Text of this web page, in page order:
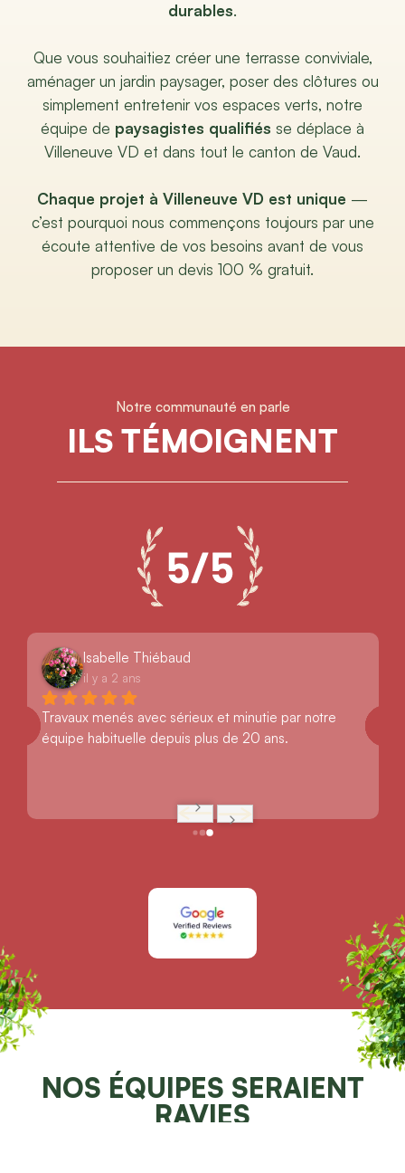
durables.
Que vous souhaitiez créer une terrasse conviviale,
aménager un jardin paysager, poser des clôtures ou
simplement entretenir vos espaces verts, notre
équipe de paysagistes qualifiés se déplace à
Villeneuve VD et dans tout le canton de Vaud.
Chaque projet à Villeneuve VD est unique —
c’est pourquoi nous commençons toujours par une
écoute attentive de vos besoins avant de vous
proposer un devis 100 % gratuit.
Notre communauté en parle
ILS TÉMOIGNENT
Isabelle Thiébaud
il y a 2 ans
Travaux menés avec sérieux et minutie par notre
équipe habituelle depuis plus de 20 ans.
NOS ÉQUIPES SERAIENT
RAVIES